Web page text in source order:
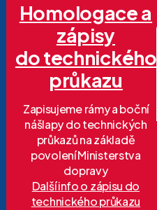
Homologace a
zápisy
do technického
průkazu
Zapisujeme rámy a boční
nášlapy do technických
průkazů na základě
povolení Ministerstva
dopravy
Další info o zápisu do
technického průkazu